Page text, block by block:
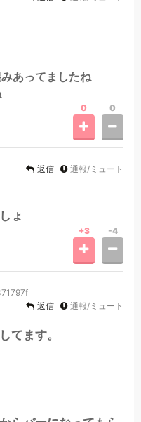
あってましたね
0 0
返信 通報/ミュート
ょ
+3 -4
返信
通報/ミュート
てます。